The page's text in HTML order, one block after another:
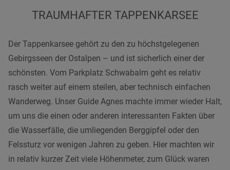
TRAUMHAFTER TAPPENKARSEE
Der Tappenkarsee gehört zu den zu höchstgelegenen
Gebirgsseen der Ostalpen – und ist sicherlich einer der
schönsten. Vom Parkplatz Schwabalm geht es relativ
rasch weiter auf einem steilen, aber technisch einfachen
Wanderweg. Unser Guide Agnes machte immer wieder Halt,
um uns die einen oder anderen interessanten Fakten über
die Wasserfälle, die umliegenden Berggipfel oder den
Felssturz vor wenigen Jahren zu geben. Hier machten wir
in relativ kurzer Zeit viele Höhenmeter, zum Glück waren